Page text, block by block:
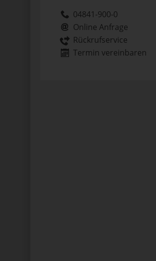
04841-900-0
Online Anfrage
Rückrufservice
Termin vereinbaren